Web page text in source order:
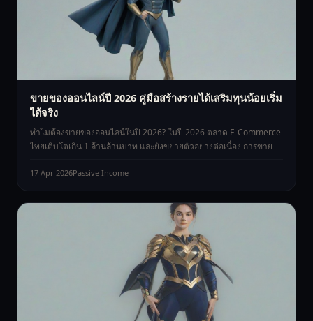
ขายของออนไลน์ปี 2026 คู่มือสร้างรายได้เสริมทุนน้อยเริ่ม
ได้จริง
ทำไมต้องขายของออนไลน์ในปี 2026? ในปี 2026 ตลาด E-Commerce
ไทยเติบโตเกิน 1 ล้านล้านบาท และยังขยายตัวอย่างต่อเนื่อง การขาย
17 Apr 2026Passive Income